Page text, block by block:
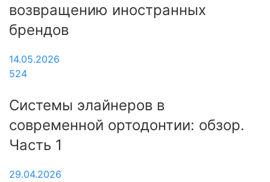
возвращению иностранных
брендов
14.05.2026
524
Системы элайнеров в
современной ортодонтии: обзор.
Часть 1
29.04.2026